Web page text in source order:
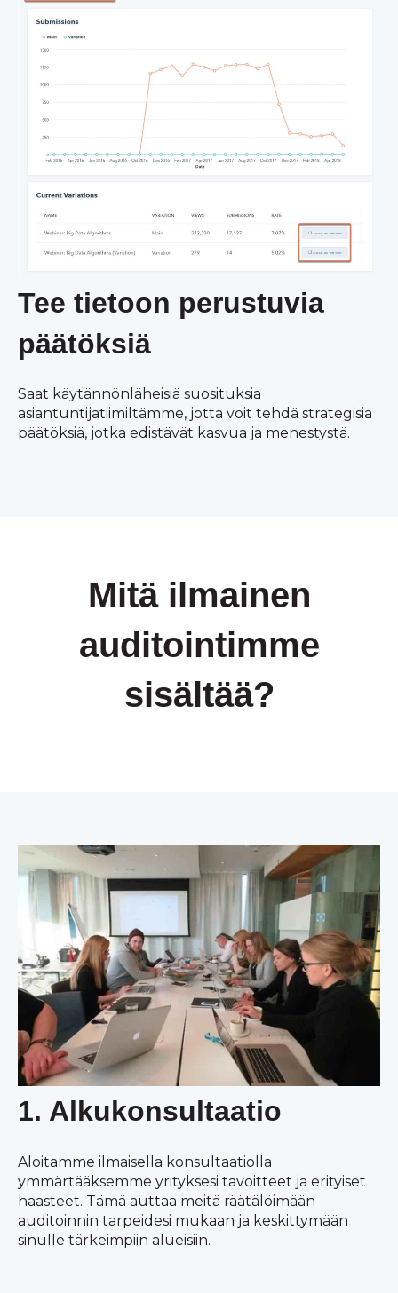
Tee tietoon perustuvia
päätöksiä
Saat käytännönläheisiä suosituksia
asiantuntijatiimiltämme, jotta voit tehdä strategisia
päätöksiä, jotka edistävät kasvua ja menestystä.
Mitä ilmainen
auditointimme
sisältää?
1. Alkukonsultaatio
Aloitamme ilmaisella konsultaatiolla
ymmärtääksemme yrityksesi tavoitteet ja erityiset
haasteet. Tämä auttaa meitä räätälöimään
auditoinnin tarpeidesi mukaan ja keskittymään
sinulle tärkeimpiin alueisiin.